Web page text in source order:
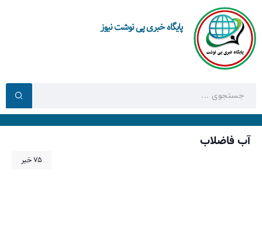
پایگاه خبری پی نوشت نیوز
آب فاضلاب
75 خبر